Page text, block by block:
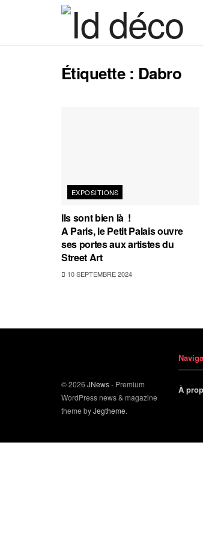
Étiquette : Dabro
EXPOSITIONS
Ils sont bien là !
A Paris, le Petit Palais ouvre
ses portes aux artistes du
Street Art
10 SEPTEMBRE 2024
© 2026 JNews- Premium
WordPress news & magazine
theme byJegtheme.
À